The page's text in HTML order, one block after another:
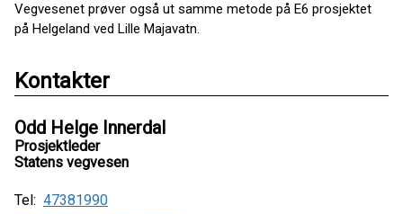
Vegvesenet prøver også ut samme metode på E6 prosjektet
på Helgeland ved Lille Majavatn.
Kontakter
Odd Helge Innerdal
Prosjektleder
Statens vegvesen
Tel: 47381990